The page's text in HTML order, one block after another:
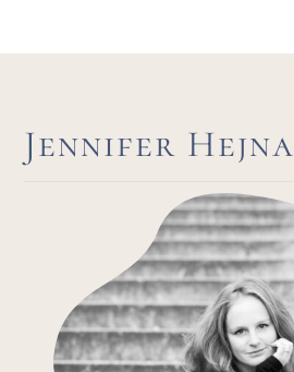
Jennifer Hejna